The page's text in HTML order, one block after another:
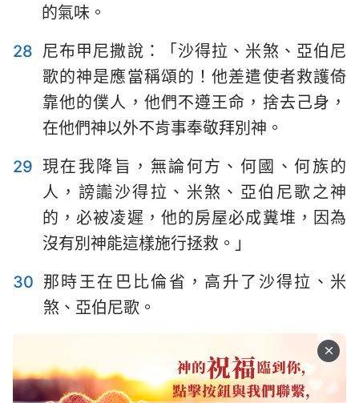
的氣味。
28 尼布甲尼撒說：「沙得拉、米煞、亞伯尼
歌的神是應當稱頌的！他差遣使者救護倚
靠他的僕人，他們不遵王命，捨去己身，
在他們神以外不肯事奉敬拜別神。
29 現在我降旨，無論何方、何國、何族的
人，謗讟沙得拉、米煞、亞伯尼歌之神
的，必被凌遲，他的房屋必成糞堆，因為
沒有別神能這樣施行拯救。」
30 那時王在巴比倫省，高升了沙得拉、米
煞、亞伯尼歌。